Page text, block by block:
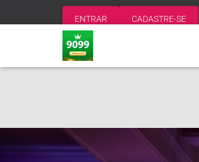
ENTRAR CADASTRE-SE